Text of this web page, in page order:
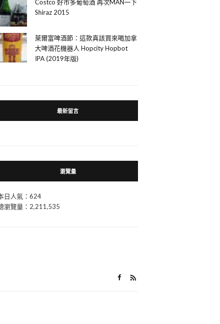
Costco 好市多葡萄酒 再次MAN一下
Shiraz 2015
萊爾富啤酒節：這款真該買來喝加拿
大啤酒花機器人 Hopcity Hopbot
IPA (2019年版)
最新留言
瀏覽量
日人氣：624
瀏覽量：2,211,535